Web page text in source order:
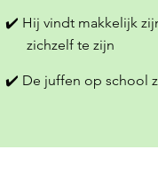
✔️ Hij vindt makkelijk
zichzelf te zijn
✔️ De juffen op school